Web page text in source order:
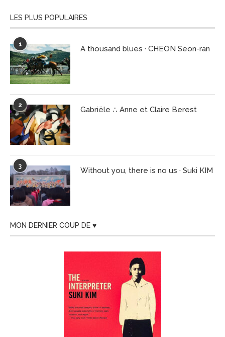
LES PLUS POPULAIRES
1 A thousand blues · CHEON Seon-ran
2 Gabriële ∴ Anne et Claire Berest
3 Without you, there is no us · Suki KIM
MON DERNIER COUP DE ♥